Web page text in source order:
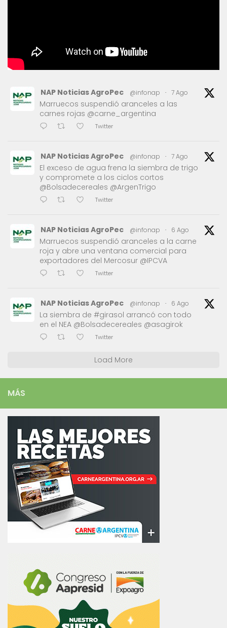
NAP Noticias AgroPec @infonap · 7 Ago
Marruecos suspendió aranceles a las
carnes rojas @carne_argentina
Twitter
NAP Noticias AgroPec @infonap · 7 Ago
El exceso de agua frena la siembra de trigo
y compromete a los ciclos cortos
@Bolsadecereales @ArgenTrigo
Twitter
NAP Noticias AgroPec @infonap · 6 Ago
Marruecos suspendió aranceles a la carne
roja y abre una ventana comercial para
exportadores del Mercosur @IPCVA
Twitter
NAP Noticias AgroPec @infonap · 6 Ago
La siembra de #girasol arrancó con todo
en el NEA @Bolsadecereales @asagirok
Twitter
Load More
MÁS